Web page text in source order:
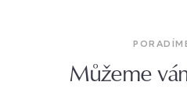
Můžeme